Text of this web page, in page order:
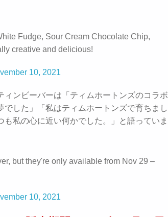
Fudge, Sour Cream Chocolate Chip,
creative and delicious!
10, 2021
ンビーバーは「ティムホートンズのコラボ
でした」「私はティムホートンズで育ちまし
私の心に近い何かでした。」と語っていま
but they're only available from Nov 29 –
10, 2021